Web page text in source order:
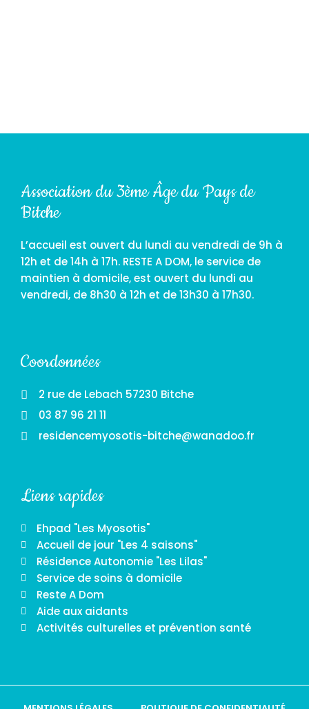
Association du 3ème Âge du Pays de
Bitche
L’accueil est ouvert du lundi au vendredi de 9h à
12h et de 14h à 17h. RESTE A DOM, le service de
maintien à domicile, est ouvert du lundi au
vendredi, de 8h30 à 12h et de 13h30 à 17h30.
Coordonnées
2 rue de Lebach 57230 Bitche
03 87 96 21 11
residencemyosotis-bitche@wanadoo.fr
Liens rapides
Ehpad "Les Myosotis"
Accueil de jour "Les 4 saisons"
Résidence Autonomie "Les Lilas"
Service de soins à domicile
Reste A Dom
Aide aux aidants
Activités culturelles et prévention santé